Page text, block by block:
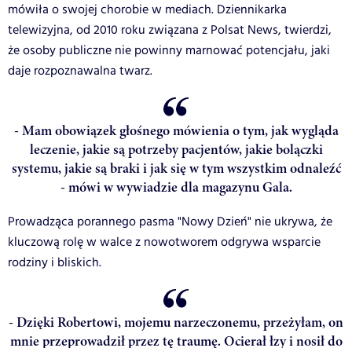
mówiła o swojej chorobie w mediach. Dziennikarka
telewizyjna, od 2010 roku związana z Polsat News, twierdzi,
że osoby publiczne nie powinny marnować potencjału, jaki
daje rozpoznawalna twarz.
- Mam obowiązek głośnego mówienia o tym, jak wygląda
leczenie, jakie są potrzeby pacjentów, jakie bolączki
systemu, jakie są braki i jak się w tym wszystkim odnaleźć
- mówi w wywiadzie dla magazynu Gala.
Prowadząca porannego pasma "Nowy Dzień" nie ukrywa, że
kluczową rolę w walce z nowotworem odgrywa wsparcie
rodziny i bliskich.
- Dzięki Robertowi, mojemu narzeczonemu, przeżyłam, on
mnie przeprowadził przez tę traumę. Ocierał łzy i nosił do